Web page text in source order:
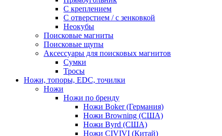
С креплением
С отверстием / с зенковкой
Неокубы
Поисковые магниты
Поисковые щупы
Аксессуары для поисковых магнитов
Сумки
Тросы
Ножи, топоры, EDC, точилки
Ножи
Ножи по бренду
Ножи Boker (Германия)
Ножи Browning (США)
Ножи Byrd (США)
Ножи CIVIVI (Китай)